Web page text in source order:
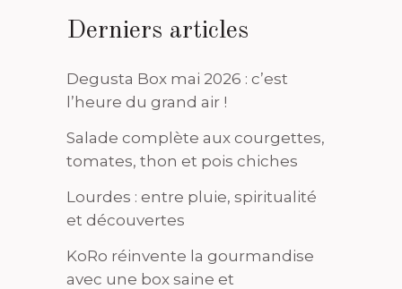
Derniers articles
Degusta Box mai 2026 : c’est
l’heure du grand air !
Salade complète aux courgettes,
tomates, thon et pois chiches
Lourdes : entre pluie, spiritualité
et découvertes
KoRo réinvente la gourmandise
avec une box saine et